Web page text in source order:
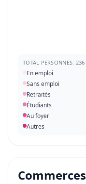
TOTAL PERSONNES: 236
En emploi
Sans emploi
Retraités
Étudiants
Au foyer
Autres
Commerces